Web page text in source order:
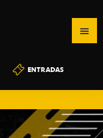
ENTRADAS